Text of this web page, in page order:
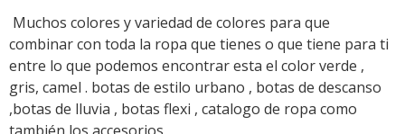
Muchos colores y variedad de colores para que
combinar con toda la ropa que tienes o que tiene para ti
entre lo que podemos encontrar esta el color verde ,
gris, camel . botas de estilo urbano , botas de descanso
,botas de lluvia , botas flexi , catalogo de ropa como